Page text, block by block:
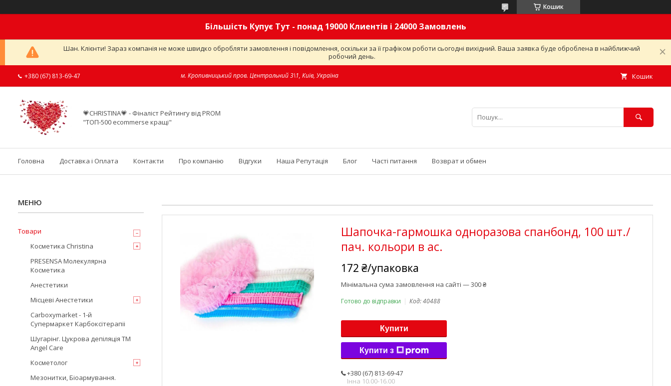
Кошик
Більшість Купує Тут - понад 19000 Клиентів і 24000 Замовлень
Шан. Клієнти! Зараз компанія не може швидко обробляти замовлення і повідомлення, оскільки за її графіком роботи сьогодні вихідний. Ваша заявка буде оброблена в найближчий
робочий день.
+380 (67) 813-69-47 м. Кропивницький пров. Центральний 3\1, Київ, Україна Кошик
💗CHRISTINA💗 - Фіналіст Рейтингу від PROM
"ТОП-500 ecommerse кращі"
Головна Доставка і Оплата Контакти Про компанію Відгуки Наша Репутація Блог Часті питання Возврат и обмен
Шапочка-гармошка одноразова спанбонд, 100 шт./
пач. кольори в ас.
172 ₴/упаковка
Мінімальна сума замовлення на сайті — 300 ₴
Готово до відправки Код:40488
Купити
Купити з
+380 (67) 813-69-47
Інна 10.00-16.00
Товари
Косметика Christina
PRESENSA Молекулярна
Косметика
Анестетики
Місцеві Анестетики
Carboxymarket - 1-й
Супермаркет Карбоксітерапіі
Шугарінг. Цукрова депіляція TM
Angel Care
Косметолог
Мезонитки, Біоармування.